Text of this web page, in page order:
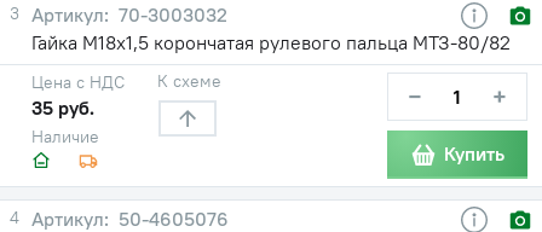
3
70-3003032
Гайка М18х1,5 корончатая рулевого пальца МТЗ-80/82
Наличие
Цена с НДС
35 руб.
К схеме − +
Купить
4
50-4605076